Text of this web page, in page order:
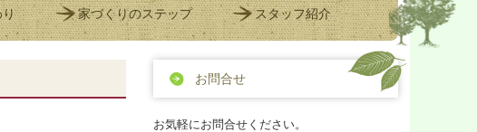
り 家づくりのステップ スタッフ紹介
お問合せ
お気軽にお問合せください。